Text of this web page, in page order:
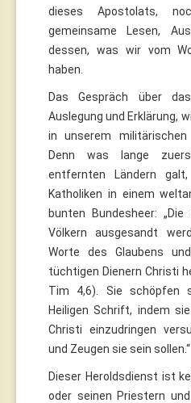
dieses Apostolats,
gemeinsame Lesen,
dessen, was wir vom
haben.
Das Gespräch über
Auslegung und Erklärung,
in unserem militärischen
Denn was lange
entfernten Ländern
Katholiken in einem
bunten Bundesheer:
Völkern ausgesandt
Worte des Glaubens
tüchtigen Dienern Christi
Tim 4,6). Sie schöpfen
Heiligen Schrift, indem
Christi einzudringen
und Zeugen sie sein sollen.“
Dieser Heroldsdienst ist
oder seinen Priestern